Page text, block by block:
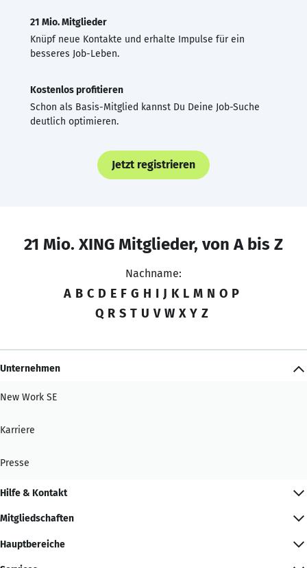
21 Mio. Mitglieder
Knüpf neue Kontakte und erhalte Impulse für ein
besseres Job-Leben.
Kostenlos profitieren
Schon als Basis-Mitglied kannst Du Deine Job-Suche
deutlich optimieren.
Jetzt registrieren
21 Mio. XING Mitglieder, von A bis Z
Nachname:
A B C D E F G H I J K L M N O P
Q R S T U V W X Y Z
Unternehmen
New Work SE
Karriere
Presse
Hilfe & Kontakt
Mitgliedschaften
Hauptbereiche